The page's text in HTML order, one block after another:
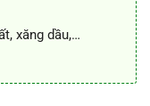
xăng dầu,…